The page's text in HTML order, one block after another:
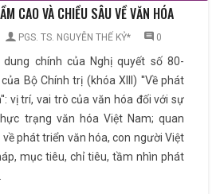
CAO VÀ CHIỀU SÂU VỀ VĂN HÓA
PGS. TS. NGUYỄN THẾ KỶ* 0
chính của Nghị quyết số 80-
Bộ Chính trị (khóa XIII) ''Về phát
vị trí, vai trò của văn hóa đối với sự
trạng văn hóa Việt Nam; quan
phát triển văn hóa, con người Việt
mục tiêu, chỉ tiêu, tầm nhìn phát